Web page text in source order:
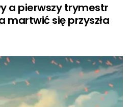
a pierwszy trymestr
martwić się przyszła